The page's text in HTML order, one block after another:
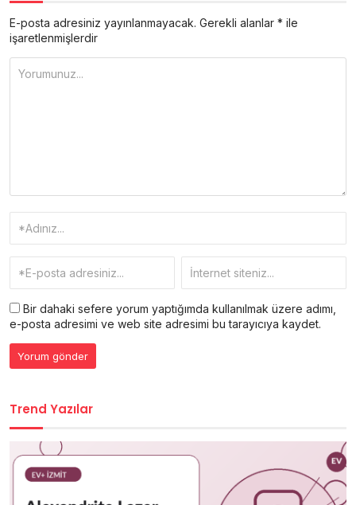
E-posta adresiniz yayınlanmayacak. Gerekli alanlar * ile
işaretlenmişlerdir
Bir dahaki sefere yorum yaptığımda kullanılmak üzere adımı,
e-posta adresimi ve web site adresimi bu tarayıcıya kaydet.
Trend Yazılar